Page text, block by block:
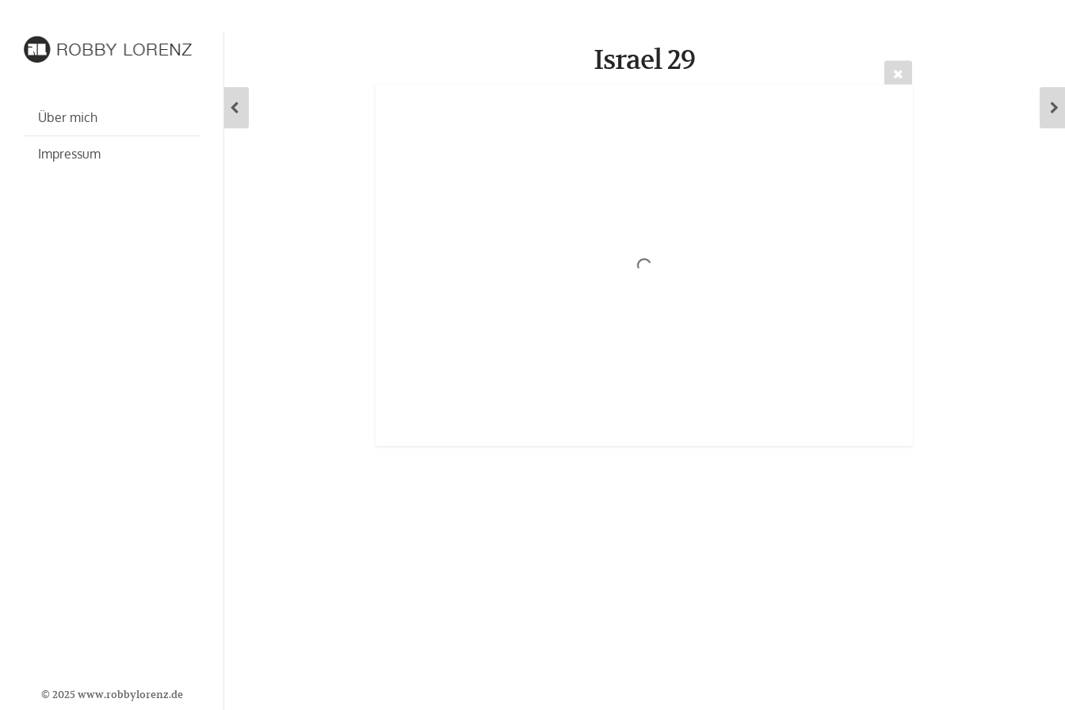
Über mich
Impressum
© 2025www.robbylorenz.de
Israel 29